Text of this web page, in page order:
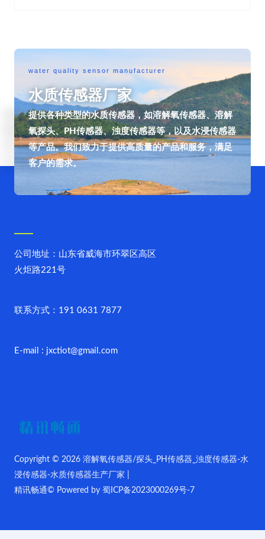
water quality sensor manufacturer
水质传感器厂家
提供各种类型的水质传感器，如溶解氧传感器、溶解
氧探头、PH传感器、浊度传感器等，以及水浸传感器
等产品。我们致力于提供高质量的产品和服务，满足
客户的需求。
Copyright © 2026 溶解氧传感器/探头_PH传感器_浊度传感器-水
浸传感器-水质传感器生产厂家 |
精讯畅通© Powered by 蜀ICP备2023000269号-7
公司地址：山东省威海市环翠区高区
火炬路221号
联系方式：191 0631 7877
E-mail : jxctiot@gmail.com